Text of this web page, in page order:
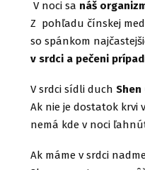
V noci sa náš
Z pohľadu čínskej
so spánkom
v srdci a pečeni
V srdci sídli duch Shen
Ak nie je dostatok krvi
nemá kde v noci
Ak máme v srdci